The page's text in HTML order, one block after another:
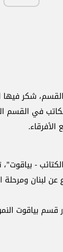
شكر
في القسم
-
لبنان ومرحلة
قسم بياقوت